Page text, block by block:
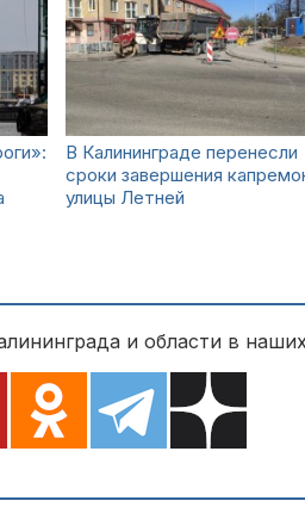
В Калининграде перенесли
сроки завершения
улицы Летней
и области в